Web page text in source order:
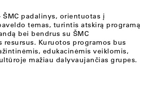
ŠMC padalinys, orientuotas į
temas, turintis atskirą programą
bei bendrus su ŠMC
resursus. Kuruotos programos bus
edukacinėmis veiklomis,
mažiau dalyvaujančias grupes.